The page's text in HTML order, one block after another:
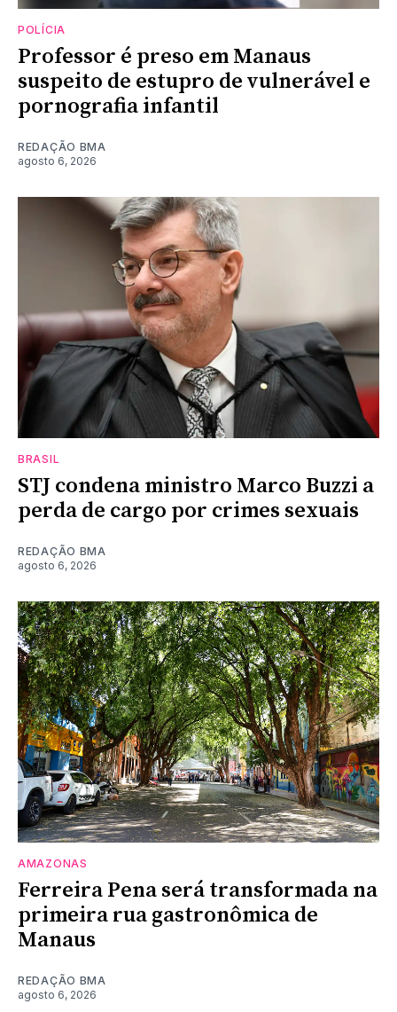
POLÍCIA
Professor é preso em Manaus
suspeito de estupro de vulnerável e
pornografia infantil
REDAÇÃO BMA
agosto 6, 2026
BRASIL
STJ condena ministro Marco Buzzi a
perda de cargo por crimes sexuais
REDAÇÃO BMA
agosto 6, 2026
AMAZONAS
Ferreira Pena será transformada na
primeira rua gastronômica de
Manaus
REDAÇÃO BMA
agosto 6, 2026